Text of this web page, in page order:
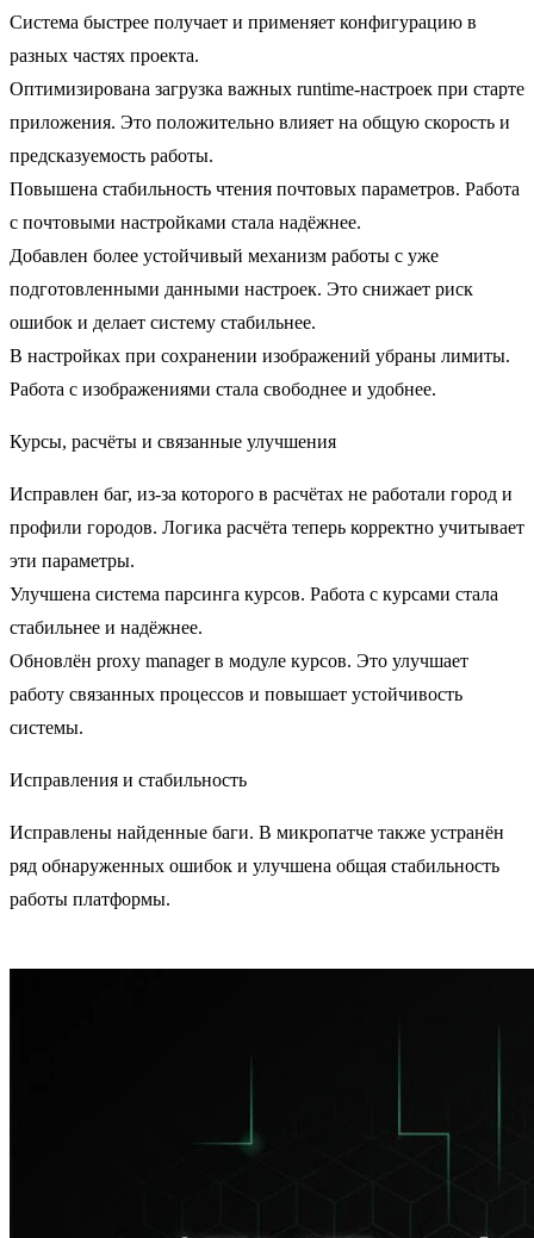
Система быстрее получает и применяет конфигурацию в
разных частях проекта.
Оптимизирована загрузка важных runtime-настроек при старте
приложения. Это положительно влияет на общую скорость и
предсказуемость работы.
Повышена стабильность чтения почтовых параметров. Работа
с почтовыми настройками стала надёжнее.
Добавлен более устойчивый механизм работы с уже
подготовленными данными настроек. Это снижает риск
ошибок и делает систему стабильнее.
В настройках при сохранении изображений убраны лимиты.
Работа с изображениями стала свободнее и удобнее.
Курсы, расчёты и связанные улучшения
Исправлен баг, из-за которого в расчётах не работали город и
профили городов. Логика расчёта теперь корректно учитывает
эти параметры.
Улучшена система парсинга курсов. Работа с курсами стала
стабильнее и надёжнее.
Обновлён proxy manager в модуле курсов. Это улучшает
работу связанных процессов и повышает устойчивость
системы.
Исправления и стабильность
Исправлены найденные баги. В микропатче также устранён
ряд обнаруженных ошибок и улучшена общая стабильность
работы платформы.